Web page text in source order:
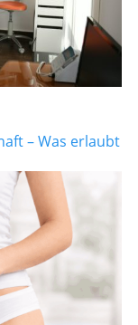
– Was erlaubt